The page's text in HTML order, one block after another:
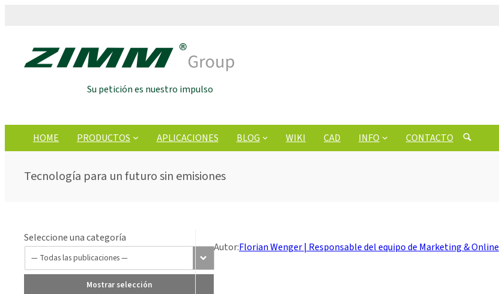
Su petición es nuestro impulso
HOME PRODUCTOS APLICACIONES BLOG WIKI CAD INFO CONTACTO
Tecnología para un futuro sin emisiones
Seleccione una categoría
Mostrar selección
Autor:Florian Wenger | Responsable del equipo de Marketing & Online